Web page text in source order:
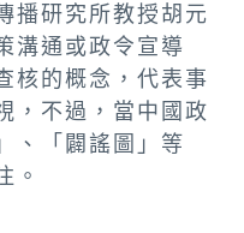
播研究所教授胡元
溝通或政令宣導
核的概念，代表事
，不過，當中國政
、「闢謠圖」等
。